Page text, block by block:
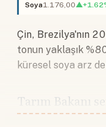
Soya1.176,00
Çin, Brezilya'nın
tonun yaklaşık
küresel soya arz
Tarım Bakanı